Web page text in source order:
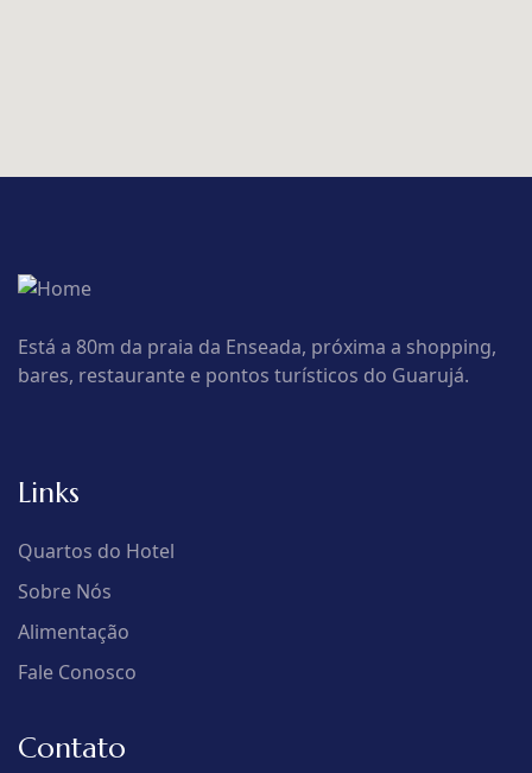
Está a 80m da praia da Enseada, próxima a shopping,
bares, restaurante e pontos turísticos do Guarujá.
Links
Quartos do Hotel
Sobre Nós
Alimentação
Fale Conosco
Contato